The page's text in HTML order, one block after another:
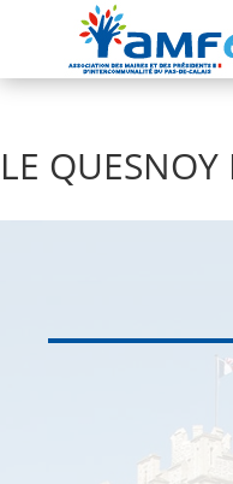
LE QUESNOY